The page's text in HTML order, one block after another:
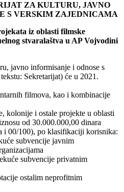
ZA KULTURU, JAVNO
S VERSKIM ZAJEDNICAMA
iz oblasti filmske
stvaralaštva u AP Vojvodini
javno informisanje i odnose s
Sekretarijat) će u 2021.
filmova, kao i kombinacije
kolonije i ostale projekte u oblasti
od 30.000.000,00 dinara
i 00/100), po klasifikaciji korisnika:
subvencije javnim
subvencije privatnim
ostalim neprofitnim